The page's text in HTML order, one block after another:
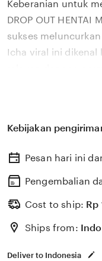
description
Keberanian untuk
DROP OUT
sukses
Icha viral ini dikenal
di tahun 2026.
DROP OUT
semakin
selalu update, kami
dari 🎯 sosok viral
Kebijakan
Pesan hari ini
Pengembalian
Cost to ship: Rp
Ships from:
Deliver to Indonesia